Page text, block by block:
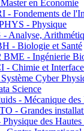
en Economie
- Fondements de
- Physique
Analyse,
- Biologie et Santé
- Ingénierie
Chimie et
Cyber
Science
- Mécanique des
- Grandes
des Hautes